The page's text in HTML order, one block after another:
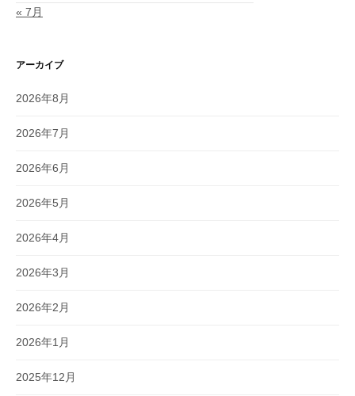
« 7月
アーカイブ
2026年8月
2026年7月
2026年6月
2026年5月
2026年4月
2026年3月
2026年2月
2026年1月
2025年12月